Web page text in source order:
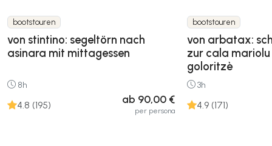
bootstouren
von stintino: segeltörn nach
asinara mit mittagessen
8h
4.8 (195) ab 90,00 €
per persona
bootstouren
von arbatax:
zur cala
goloritzè
3h
4.9 (171)